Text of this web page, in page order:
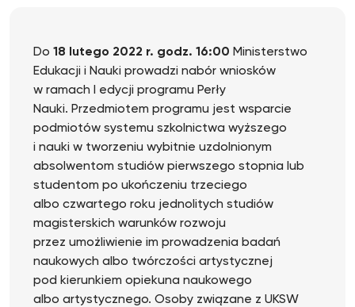
Do 18 lutego 2022 r. godz. 16:00 Ministerstwo
Edukacji i Nauki prowadzi nabór wniosków
w ramach I edycji programu Perły
Nauki. Przedmiotem programu jest wsparcie
podmiotów systemu szkolnictwa wyższego
i nauki w tworzeniu wybitnie uzdolnionym
absolwentom studiów pierwszego stopnia lub
studentom po ukończeniu trzeciego
albo czwartego roku jednolitych studiów
magisterskich warunków rozwoju
przez umożliwienie im prowadzenia badań
naukowych albo twórczości artystycznej
pod kierunkiem opiekuna naukowego
albo artystycznego. Osoby związane z UKSW